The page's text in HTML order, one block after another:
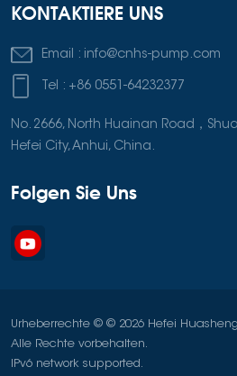
KONTAKTIERE UNS
Email : info@cnhs-pump.com
Tel : +86 0551-64232377
No. 2666, North Huainan Road，
Hefei City, Anhui, China.
Folgen Sie Uns
Urheberrechte © © 2026 Hefei
Alle Rechte vorbehalten.
IPv6 network supported.